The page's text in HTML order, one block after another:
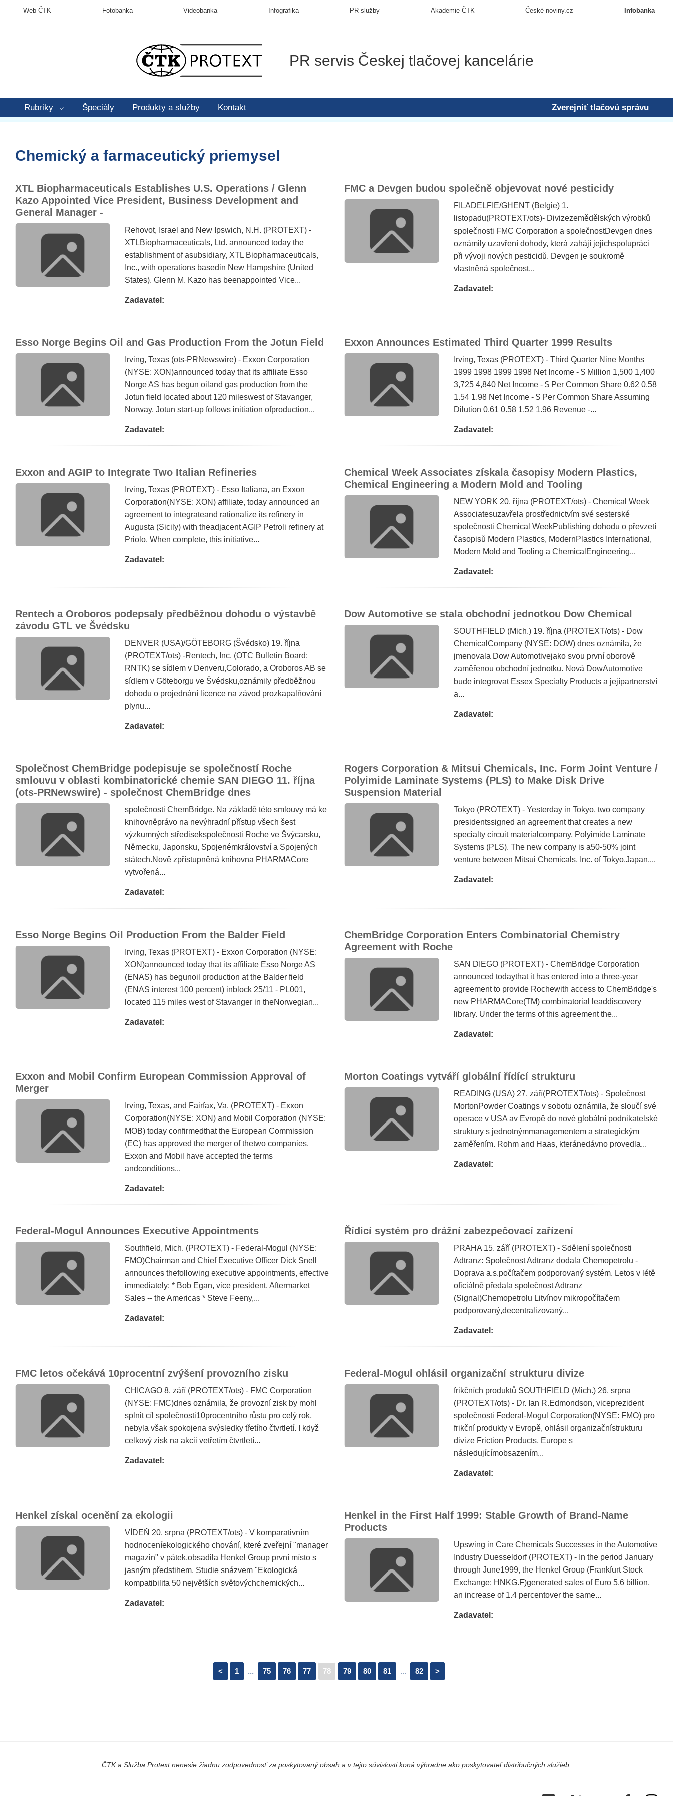
PR servis Českej tlačovej kancelárie
Rubriky Špeciály Produkty a služby Kontakt Zverejniť tlačovú správu
Infobanka
Web ČTK Fotobanka Videobanka Infografika PR služby Akademie ČTK České noviny.cz
Chemický a farmaceutický priemysel
XTL Biopharmaceuticals Establishes U.S. Operations / Glenn
Kazo Appointed Vice President, Business Development and
General Manager -
Rehovot, Israel and New Ipswich, N.H. (PROTEXT) -
XTLBiopharmaceuticals, Ltd. announced today the
establishment of asubsidiary, XTL Biopharmaceuticals,
Inc., with operations basedin New Hampshire (United
States). Glenn M. Kazo has beenappointed Vice...
Zadavatel:
FMC a Devgen budou společně objevovat nové pesticidy
FILADELFIE/GHENT (Belgie) 1.
listopadu(PROTEXT/ots)- Divizezemědělských výrobků
společnosti FMC Corporation a společnostDevgen dnes
oznámily uzavření dohody, která zahájí jejichspolupráci
při vývoji nových pesticidů. Devgen je soukromě
vlastněná společnost...
Zadavatel:
Esso Norge Begins Oil and Gas Production From the Jotun Field
Irving, Texas (ots-PRNewswire) - Exxon Corporation
(NYSE: XON)announced today that its affiliate Esso
Norge AS has begun oiland gas production from the
Jotun field located about 120 mileswest of Stavanger,
Norway. Jotun start-up follows initiation ofproduction...
Zadavatel:
Exxon Announces Estimated Third Quarter 1999 Results
Irving, Texas (PROTEXT) - Third Quarter Nine Months
1999 1998 1999 1998 Net Income - $ Million 1,500 1,400
3,725 4,840 Net Income - $ Per Common Share 0.62 0.58
1.54 1.98 Net Income - $ Per Common Share Assuming
Dilution 0.61 0.58 1.52 1.96 Revenue -...
Zadavatel:
Exxon and AGIP to Integrate Two Italian Refineries
Irving, Texas (PROTEXT) - Esso Italiana, an Exxon
Corporation(NYSE: XON) affiliate, today announced an
agreement to integrateand rationalize its refinery in
Augusta (Sicily) with theadjacent AGIP Petroli refinery at
Priolo. When complete, this initiative...
Zadavatel:
Chemical Week Associates získala časopisy Modern Plastics,
Chemical Engineering a Modern Mold and Tooling
NEW YORK 20. října (PROTEXT/ots) - Chemical Week
Associatesuzavřela prostřednictvím své sesterské
společnosti Chemical WeekPublishing dohodu o převzetí
časopisů Modern Plastics, ModernPlastics International,
Modern Mold and Tooling a ChemicalEngineering...
Zadavatel:
Rentech a Oroboros podepsaly předběžnou dohodu o výstavbě
závodu GTL ve Švédsku
DENVER (USA)/GÖTEBORG (Švédsko) 19. října
(PROTEXT/ots) -Rentech, Inc. (OTC Bulletin Board:
RNTK) se sídlem v Denveru,Colorado, a Oroboros AB se
sídlem v Göteborgu ve Švédsku,oznámily předběžnou
dohodu o projednání licence na závod prozkapalňování
plynu...
Zadavatel:
Dow Automotive se stala obchodní jednotkou Dow Chemical
SOUTHFIELD (Mich.) 19. října (PROTEXT/ots) - Dow
ChemicalCompany (NYSE: DOW) dnes oznámila, že
jmenovala Dow Automotivejako svou první oborově
zaměřenou obchodní jednotku. Nová DowAutomotive
bude integrovat Essex Specialty Products a jejípartnerství
a...
Zadavatel:
Společnost ChemBridge podepisuje se společností Roche
smlouvu v oblasti kombinatorické chemie SAN DIEGO 11. října
(ots-PRNewswire) - společnost ChemBridge dnes
společnosti ChemBridge. Na základě této smlouvy má ke
knihovněprávo na nevýhradní přístup všech šest
výzkumných středisekspolečnosti Roche ve Švýcarsku,
Německu, Japonsku, Spojenémkrálovství a Spojených
státech.Nově zpřístupněná knihovna PHARMACore
vytvořená...
Zadavatel:
Rogers Corporation & Mitsui Chemicals, Inc. Form Joint Venture /
Polyimide Laminate Systems (PLS) to Make Disk Drive
Suspension Material
Tokyo (PROTEXT) - Yesterday in Tokyo, two company
presidentssigned an agreement that creates a new
specialty circuit materialcompany, Polyimide Laminate
Systems (PLS). The new company is a50-50% joint
venture between Mitsui Chemicals, Inc. of Tokyo,Japan,...
Zadavatel:
Esso Norge Begins Oil Production From the Balder Field
Irving, Texas (PROTEXT) - Exxon Corporation (NYSE:
XON)announced today that its affiliate Esso Norge AS
(ENAS) has begunoil production at the Balder field
(ENAS interest 100 percent) inblock 25/11 - PL001,
located 115 miles west of Stavanger in theNorwegian...
Zadavatel:
ChemBridge Corporation Enters Combinatorial Chemistry
Agreement with Roche
SAN DIEGO (PROTEXT) - ChemBridge Corporation
announced todaythat it has entered into a three-year
agreement to provide Rochewith access to ChemBridge's
new PHARMACore(TM) combinatorial leaddiscovery
library. Under the terms of this agreement the...
Zadavatel:
Exxon and Mobil Confirm European Commission Approval of
Merger
Irving, Texas, and Fairfax, Va. (PROTEXT) - Exxon
Corporation(NYSE: XON) and Mobil Corporation (NYSE:
MOB) today confirmedthat the European Commission
(EC) has approved the merger of thetwo companies.
Exxon and Mobil have accepted the terms
andconditions...
Zadavatel:
Morton Coatings vytváří globální řídící strukturu
READING (USA) 27. září(PROTEXT/ots) - Společnost
MortonPowder Coatings v sobotu oznámila, že sloučí své
operace v USA av Evropě do nové globální podnikatelské
struktury s jednotnýmmanagementem a strategickým
zaměřením. Rohm and Haas, kteránedávno provedla...
Zadavatel:
Federal-Mogul Announces Executive Appointments
Southfield, Mich. (PROTEXT) - Federal-Mogul (NYSE:
FMO)Chairman and Chief Executive Officer Dick Snell
announces thefollowing executive appointments, effective
immediately: * Bob Egan, vice president, Aftermarket
Sales -- the Americas * Steve Feeny,...
Zadavatel:
Řídicí systém pro drážní zabezpečovací zařízení
PRAHA 15. září (PROTEXT) - Sdělení společnosti
Adtranz: Společnost Adtranz dodala Chemopetrolu -
Doprava a.s.počítačem podporovaný systém. Letos v létě
oficiálně předala společnost Adtranz
(Signal)Chemopetrolu Litvínov mikropočítačem
podporovaný,decentralizovaný...
Zadavatel:
FMC letos očekává 10procentní zvýšení provozního zisku
CHICAGO 8. září (PROTEXT/ots) - FMC Corporation
(NYSE: FMC)dnes oznámila, že provozní zisk by mohl
splnit cíl společnosti10procentního růstu pro celý rok,
nebyla však spokojena svýsledky třetího čtvrtletí. I když
celkový zisk na akcii vetřetím čtvrtletí...
Zadavatel:
Federal-Mogul ohlásil organizační strukturu divize
frikčních produktů SOUTHFIELD (Mich.) 26. srpna
(PROTEXT/ots) - Dr. Ian R.Edmondson, viceprezident
společnosti Federal-Mogul Corporation(NYSE: FMO) pro
frikční produkty v Evropě, ohlásil organizačnístrukturu
divize Friction Products, Europe s
následujícímobsazením...
Zadavatel:
Henkel získal ocenění za ekologii
VÍDEŇ 20. srpna (PROTEXT/ots) - V komparativním
hodnoceníekologického chování, které zveřejní "manager
magazin" v pátek,obsadila Henkel Group první místo s
jasným předstihem. Studie snázvem "Ekologická
kompatibilita 50 největších světovýchchemických...
Zadavatel:
Henkel in the First Half 1999: Stable Growth of Brand-Name
Products
Upswing in Care Chemicals Successes in the Automotive
Industry Duesseldorf (PROTEXT) - In the period January
through June1999, the Henkel Group (Frankfurt Stock
Exchange: HNKG.F)generated sales of Euro 5.6 billion,
an increase of 1.4 percentover the same...
Zadavatel:
< 1 ... 75 76 77 78 79 80 81 ... 82 >
ČTK a Služba Protext nenesie žiadnu zodpovednosť za poskytovaný obsah a v tejto súvislosti koná výhradne ako poskytovateľ distribučných služieb.